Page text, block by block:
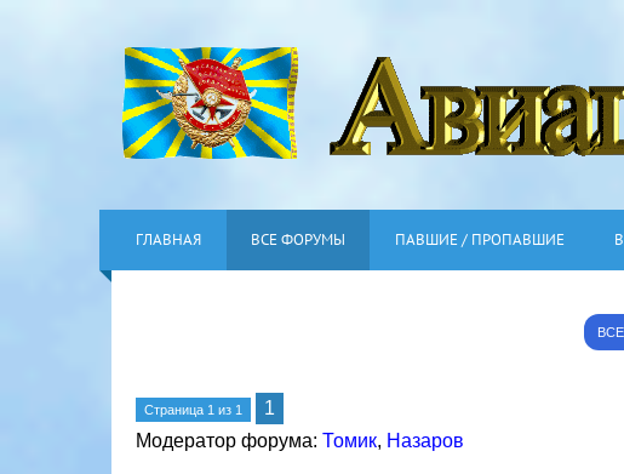
ГЛАВНАЯ ВСЕ ФОРУМЫ ПАВШИЕ / ПРОПАВШИЕ
Страница 1 из 1
1
Модератор форума: Томик, Назаров